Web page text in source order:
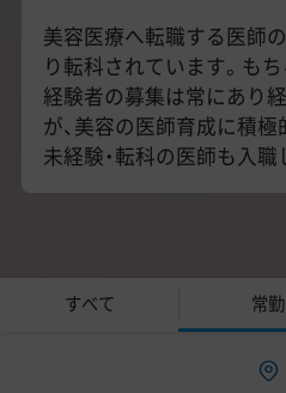
美容医療へ転職する医師
り転科されています。も
経験者の募集は常にあり
が、美容の医師育成に積極
未経験・転科の医師も入職
すべて 常勤